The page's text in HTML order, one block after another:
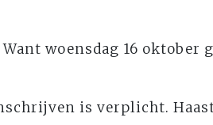
woensdag 16 oktober
is verplicht.